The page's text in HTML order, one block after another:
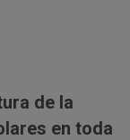
de la
en toda